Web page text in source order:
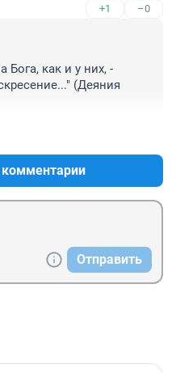
пилота спросили как им
таким..(Лучше бы мы
вины не покидало
летела женщ.берем.плод
.видно ребенку
у
человеческая глупость
людей...Вечная память...
+1 –0
Бога, как и у них, -
(Деяния
комментарии
Отправить